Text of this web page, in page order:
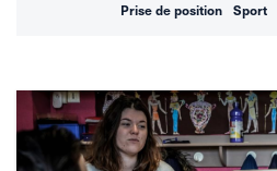
Prise de position
Sport